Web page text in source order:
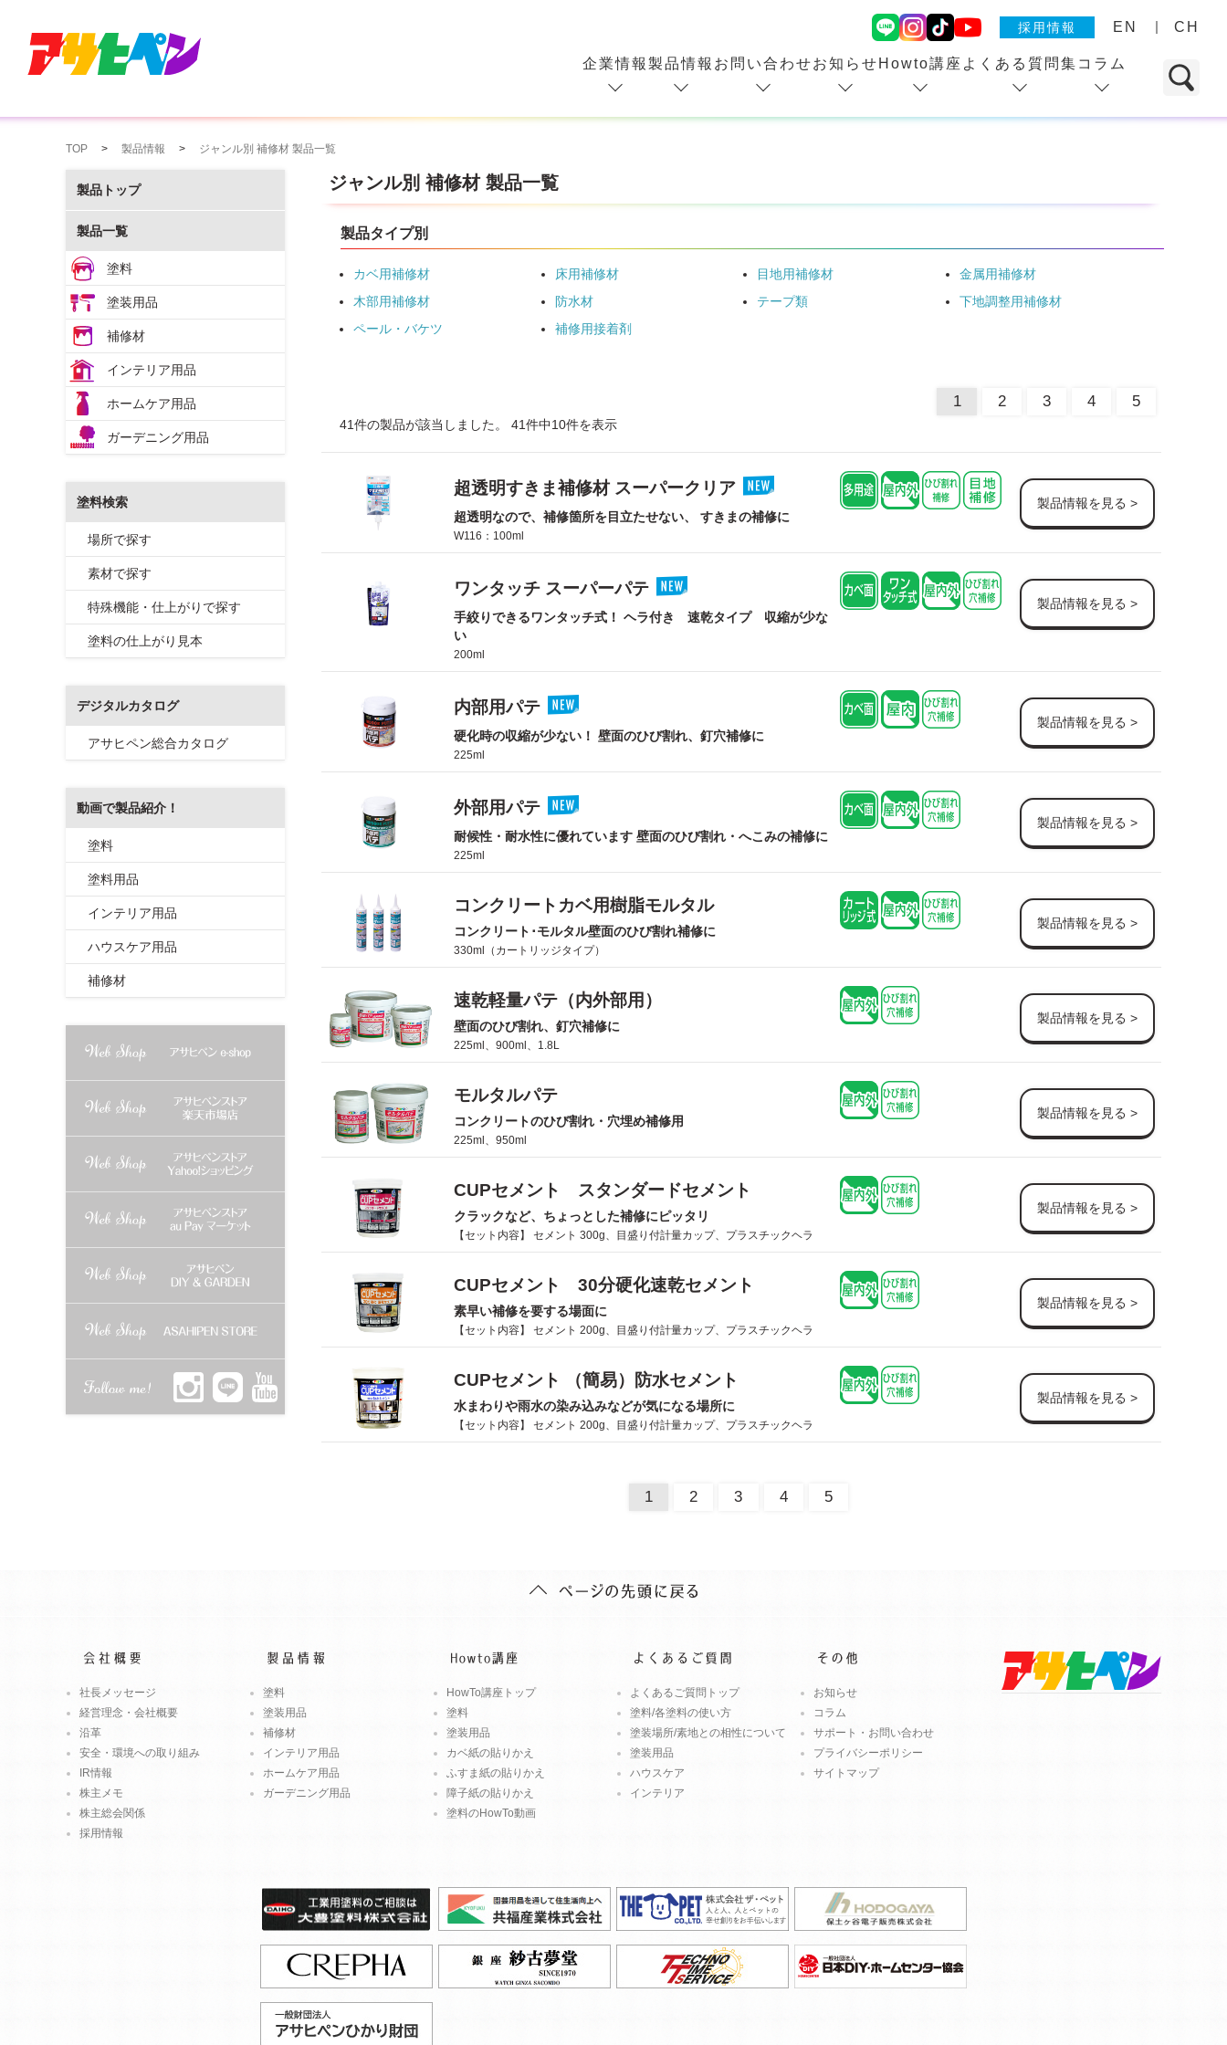
採用情報 EN CH
企業情報 製品情報 お問い合わせお知らせ Howto講座 よくある質問集 コラム
TOP 製品情報 ジャンル別 補修材 製品一覧
ジャンル別 補修材 製品一覧
製品タイプ別
カベ用補修材 床用補修材 目地用補修材
金属用補修材
木部用補修材
防水材 テープ類
下地調整用補修材
ペール・バケツ
補修用接着剤
41件の製品が該当しました。 41件中10件を表示
1 2 3 4 5
超透明すきま補修材 スーパークリア
超透明なので、補修箇所を目立たせない、 すきまの補修に
W116：100ml
製品情報を見る >
ワンタッチ スーパーパテ
手絞りできるワンタッチ式！ ヘラ付き 速乾タイプ 収縮が少な
い
200ml
製品情報を見る >
内部用パテ
硬化時の収縮が少ない！ 壁面のひび割れ、釘穴補修に
225ml
製品情報を見る >
外部用パテ
耐候性・耐水性に優れています 壁面のひび割れ・へこみの補修に
225ml
製品情報を見る >
コンクリートカベ用樹脂モルタル
コンクリート･モルタル壁面のひび割れ補修に
330ml（カートリッジタイプ）
製品情報を見る >
速乾軽量パテ（内外部用）
壁面のひび割れ、釘穴補修に
225ml、900ml、1.8L
製品情報を見る >
モルタルパテ
コンクリートのひび割れ・穴埋め補修用
225ml、950ml
製品情報を見る >
CUPセメント スタンダードセメント
クラックなど、ちょっとした補修にピッタリ
【セット内容】 セメント 300g、目盛り付計量カップ、プラスチックヘラ
製品情報を見る >
CUPセメント 30分硬化速乾セメント
素早い補修を要する場面に
【セット内容】 セメント 200g、目盛り付計量カップ、プラスチックヘラ
製品情報を見る >
CUPセメント （簡易）防水セメント
水まわりや雨水の染み込みなどが気になる場所に
【セット内容】 セメント 200g、目盛り付計量カップ、プラスチックヘラ
製品情報を見る >
1 2 3 4 5
製品トップ
製品一覧
塗料
塗装用品
補修材
インテリア用品
ホームケア用品
ガーデニング用品
塗料検索
場所で探す
素材で探す
特殊機能・仕上がりで探す
塗料の仕上がり見本
デジタルカタログ
アサヒペン総合カタログ
動画で製品紹介！
塗料
塗料用品
インテリア用品
ハウスケア用品
補修材
社長メッセージ
経営理念・会社概要
沿革
安全・環境への取り組み
IR情報
株主メモ
株主総会関係
採用情報
塗料
塗装用品
補修材
インテリア用品
ホームケア用品
ガーデニング用品
HowTo講座トップ
塗料
塗装用品
カベ紙の貼りかえ
ふすま紙の貼りかえ
障子紙の貼りかえ
塗料のHowTo動画
よくあるご質問トップ
塗料/各塗料の使い方
塗装場所/素地との相性について
塗装用品
ハウスケア
インテリア
お知らせ
コラム
サポート・お問い合わせ
プライバシーポリシー
サイトマップ